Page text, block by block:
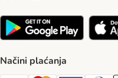
Načini plaćanja